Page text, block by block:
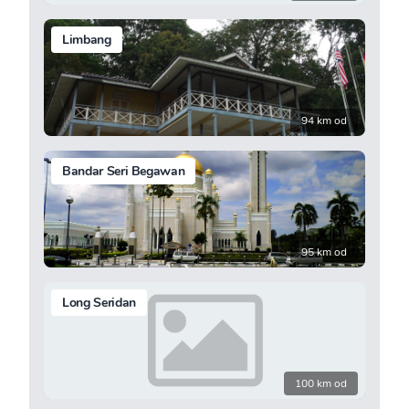
Limbang
94 km od
Bandar Seri Begawan
95 km od
Long Seridan
100 km od